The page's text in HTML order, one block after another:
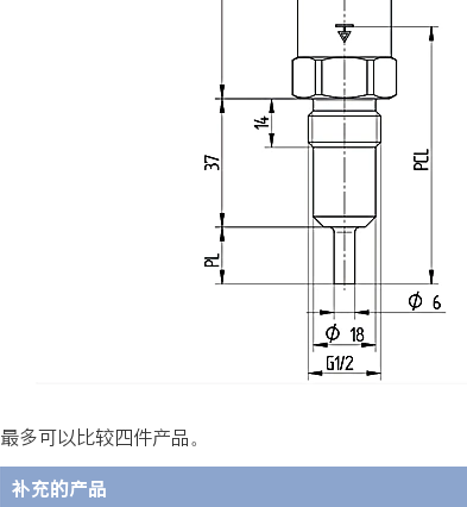
最多可以比较四件产品。
补充的产品